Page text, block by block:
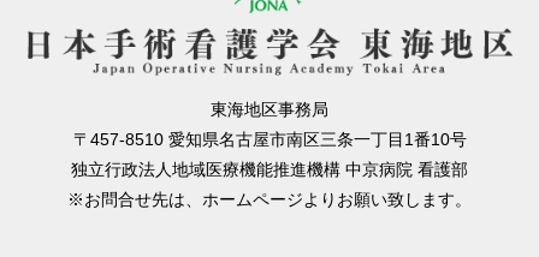
東海地区事務局
〒457-8510 愛知県名古屋市南区三条一丁目1番10号
独立行政法人地域医療機能推進機構 中京病院 看護部
※お問合せ先は、ホームページよりお願い致します。